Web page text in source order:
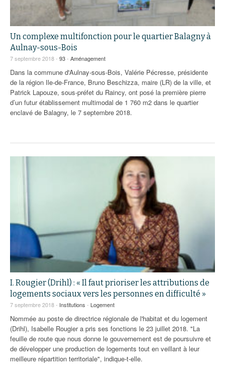
Un complexe multifonction pour le quartier Balagny à
Aulnay-sous-Bois
7 septembre 2018 - 93- Aménagement
Dans la commune d'Aulnay-sous-Bois, Valérie Pécresse, présidente
de la région Ile-de-France, Bruno Beschizza, maire (LR) de la ville, et
Patrick Lapouze, sous-préfet du Raincy, ont posé la première pierre
d’un futur établissement multimodal de 1 760 m2 dans le quartier
enclavé de Balagny, le 7 septembre 2018.
I. Rougier (Drihl) : « Il faut prioriser les attributions de
logements sociaux vers les personnes en difficulté »
7 septembre 2018 - Institutions - Logement
Nommée au poste de directrice régionale de l'habitat et du logement
(Drihl), Isabelle Rougier a pris ses fonctions le 23 juillet 2018. "La
feuille de route que nous donne le gouvernement est de poursuivre et
de développer une production de logements tout en veillant à leur
meilleure répartition territoriale", indique-t-elle.